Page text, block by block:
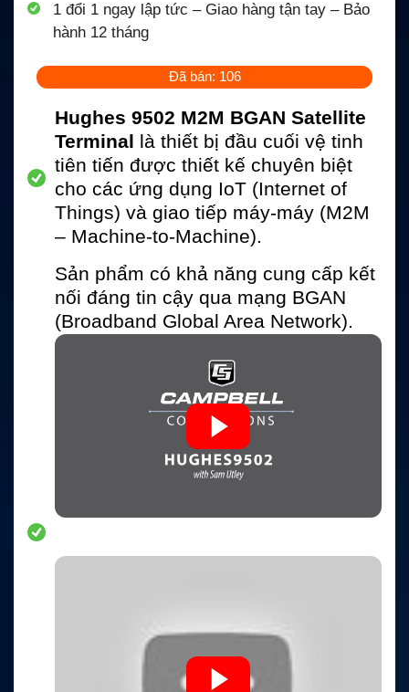
1 đổi 1 ngay lập tức – Giao hàng tận tay – Bảo
hành 12 tháng
Đã bán: 106
Hughes 9502 M2M BGAN Satellite
Terminal là thiết bị đầu cuối vệ tinh
tiên tiến được thiết kế chuyên biệt
cho các ứng dụng IoT (Internet of
Things) và giao tiếp máy-máy (M2M
– Machine-to-Machine).
Sản phẩm có khả năng cung cấp kết
nối đáng tin cậy qua mạng BGAN
(Broadband Global Area Network).